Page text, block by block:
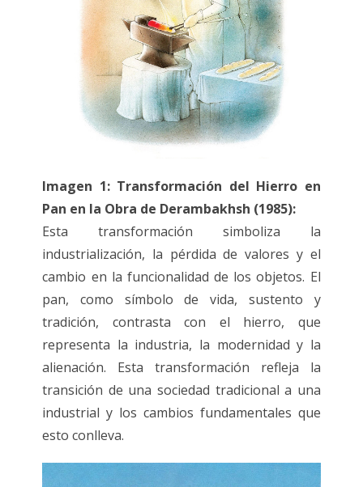
Imagen 1: Transformación del Hierro en
Pan en la Obra de Derambakhsh (1985):
Esta transformación simboliza la
industrialización, la pérdida de valores y el
cambio en la funcionalidad de los objetos. El
pan, como símbolo de vida, sustento y
tradición, contrasta con el hierro, que
representa la industria, la modernidad y la
alienación. Esta transformación refleja la
transición de una sociedad tradicional a una
industrial y los cambios fundamentales que
esto conlleva.